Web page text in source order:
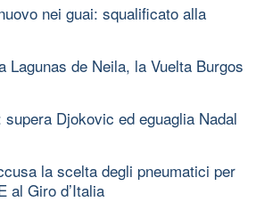
nei guai: squalificato alla
Lagunas de Neila, la Vuelta Burgos
Djokovic ed eguaglia Nadal
la scelta degli pneumatici per
al Giro d’Italia